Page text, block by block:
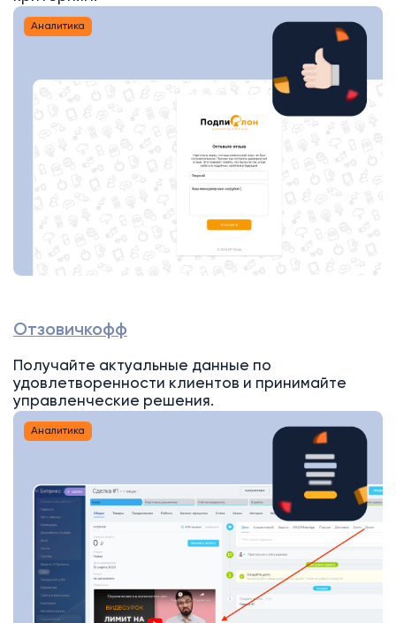
Аналитика
Отзовичкофф
Получайте актуальные данные по
удовлетворенности клиентов и принимайте
управленческие решения.
Аналитика